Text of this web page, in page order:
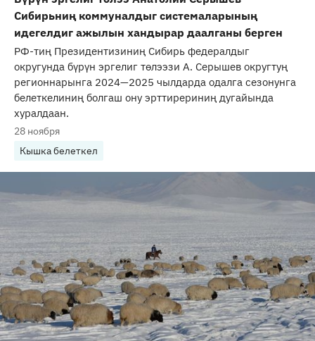
Сибирьниң коммуналдыг системаларының
идегелдиг ажылын хандырар даалганы берген
РФ-тиң Президентизиниң Сибирь федералдыг
округунда бүрүн эргелиг төлээзи А. Серышев округтуң
регионнарынга 2024—2025 чылдарда одалга сезонунга
белеткелиниң болгаш ону эрттирериниң дугайында
хуралдаан.
28 ноября
Кышка белеткел